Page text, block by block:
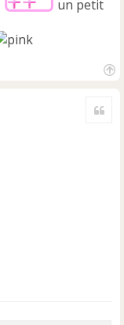
un petit